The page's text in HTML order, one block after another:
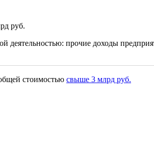
руб.
деятельностью: прочие доходы
стоимостью свыше 3 млрд руб.